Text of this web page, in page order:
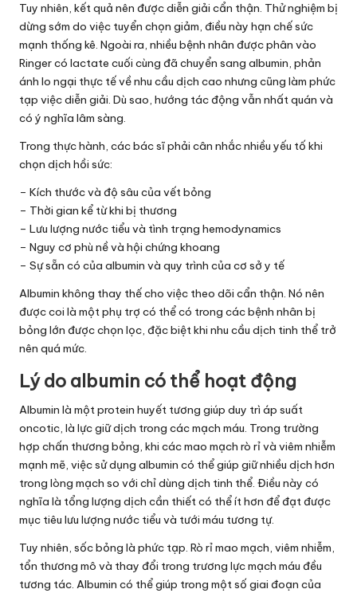
Tuy nhiên, kết quả nên được diễn giải cẩn thận. Thử nghiệm bị
dừng sớm do việc tuyển chọn giảm, điều này hạn chế sức
mạnh thống kê. Ngoài ra, nhiều bệnh nhân được phân vào
Ringer có lactate cuối cùng đã chuyển sang albumin, phản
ánh lo ngại thực tế về nhu cầu dịch cao nhưng cũng làm phức
tạp việc diễn giải. Dù sao, hướng tác động vẫn nhất quán và
có ý nghĩa lâm sàng.
Trong thực hành, các bác sĩ phải cân nhắc nhiều yếu tố khi
chọn dịch hồi sức:
– Kích thước và độ sâu của vết bỏng
– Thời gian kể từ khi bị thương
– Lưu lượng nước tiểu và tình trạng hemodynamics
– Nguy cơ phù nề và hội chứng khoang
– Sự sẵn có của albumin và quy trình của cơ sở y tế
Albumin không thay thế cho việc theo dõi cẩn thận. Nó nên
được coi là một phụ trợ có thể có trong các bệnh nhân bị
bỏng lớn được chọn lọc, đặc biệt khi nhu cầu dịch tinh thể trở
nên quá mức.
Lý do albumin có thể hoạt động
Albumin là một protein huyết tương giúp duy trì áp suất
oncotic, là lực giữ dịch trong các mạch máu. Trong trường
hợp chấn thương bỏng, khi các mao mạch rò rỉ và viêm nhiễm
mạnh mẽ, việc sử dụng albumin có thể giúp giữ nhiều dịch hơn
trong lòng mạch so với chỉ dùng dịch tinh thể. Điều này có
nghĩa là tổng lượng dịch cần thiết có thể ít hơn để đạt được
mục tiêu lưu lượng nước tiểu và tưới máu tương tự.
Tuy nhiên, sốc bỏng là phức tạp. Rò rỉ mao mạch, viêm nhiễm,
tổn thương mô và thay đổi trong trương lực mạch máu đều
tương tác. Albumin có thể giúp trong một số giai đoạn của